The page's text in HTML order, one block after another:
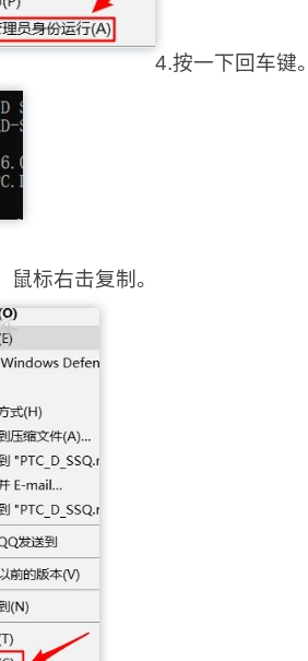
4.按一下回车键。
标右击复制。